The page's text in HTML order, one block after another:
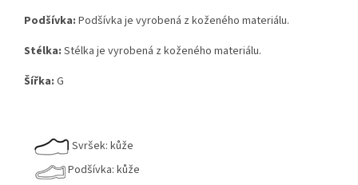
Podšívka: Podšívka je vyrobená z koženého materiálu.
Stélka: Stélka je vyrobená z koženého materiálu.
Šířka: G
Svršek: kůže
Podšívka: kůže